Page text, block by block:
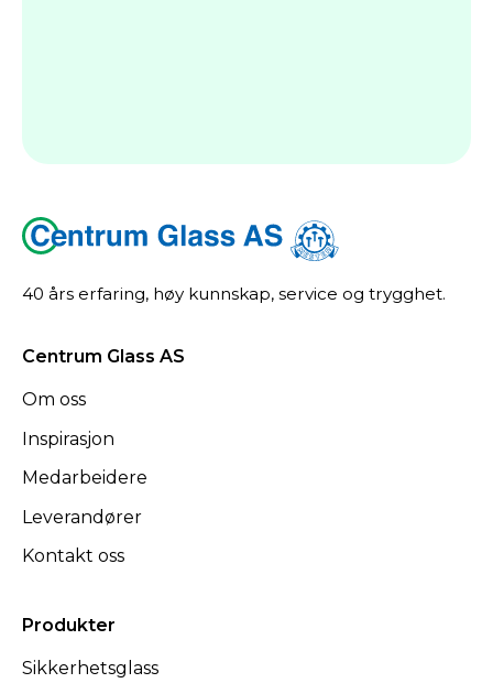
40 års erfaring, høy kunnskap, service og trygghet.
Centrum Glass AS
Om oss
Inspirasjon
Medarbeidere
Leverandører
Kontakt oss
Produkter
Sikkerhetsglass